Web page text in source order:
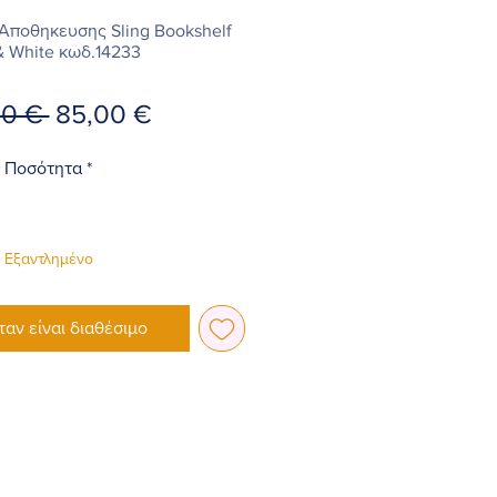
Αποθηκευσης Sling Bookshelf
White κωδ.14233
€ Κανονική
85,00 €Τιμή
Ποσότητα *
Εξαντλημένο
είναι διαθέσιμο